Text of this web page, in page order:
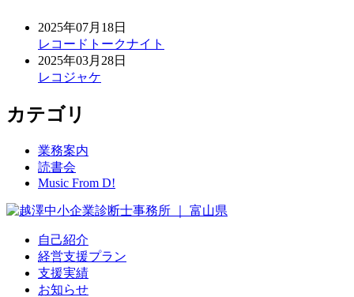
2025年07月18日
レコードトークナイト
2025年03月28日
レコジャケ
カテゴリ
業務案内
読書会
Music From D!
自己紹介
経営支援プラン
支援実績
お知らせ